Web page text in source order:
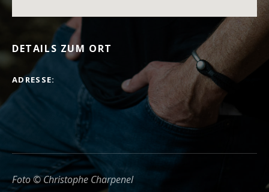
DETAILS ZUM ORT
ADRESSE
Foto © Christophe Charpenel